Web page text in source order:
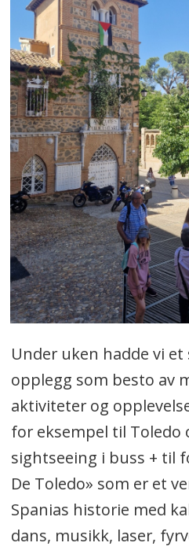
Under uken hadde vi
opplegg som besto av
aktiviteter og
for eksempel til Toledo
sightseeing i buss + til
De Toledo» som er et
Spanias historie med
dans, musikk, laser,